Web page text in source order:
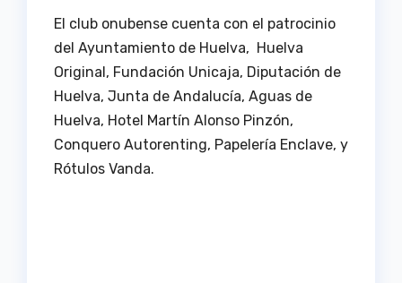
El club onubense cuenta con el patrocinio
del Ayuntamiento de Huelva, Huelva
Original, Fundación Unicaja, Diputación de
Huelva, Junta de Andalucía, Aguas de
Huelva, Hotel Martín Alonso Pinzón,
Conquero Autorenting, Papelería Enclave, y
Rótulos Vanda.